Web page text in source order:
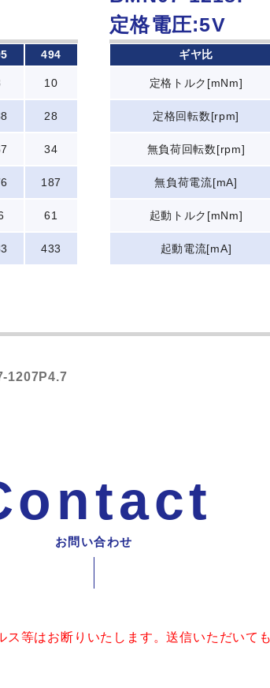
494
10
28
34
187
61
433
定格電圧:5V
ギヤ比
定格トルク[mNm]
定格回転数[rpm]
無負荷回転数[rpm]
無負荷電流[mA]
起動トルク[mNm]
起動電流[mA]
1207P4.7
お問い合わせ
等はお断りいたします。送信いただいて